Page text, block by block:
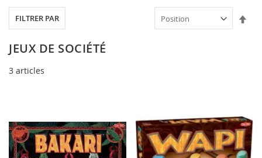
JEUX DE SOCIÉTÉ
3 articles
FILTRER PAR